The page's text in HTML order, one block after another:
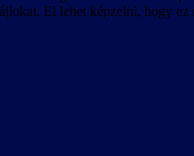
El lehet képzelni, hogy ez